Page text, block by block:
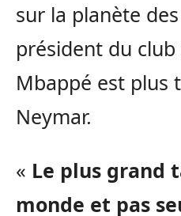
sur la planète
président du club
Mbappé est plus
Neymar.
« Le plus grand
monde et pas